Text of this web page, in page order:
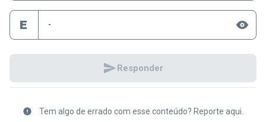
E -
Responder
Tem algo de errado com esse conteúdo? Reporte aqui.